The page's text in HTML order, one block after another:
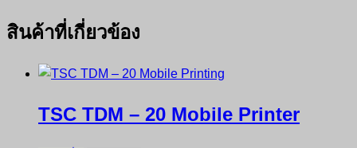
สินค้าที่เกี่ยวข้อง
TSC TDM – 20 Mobile Printer